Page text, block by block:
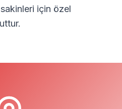
sakinleri için özel